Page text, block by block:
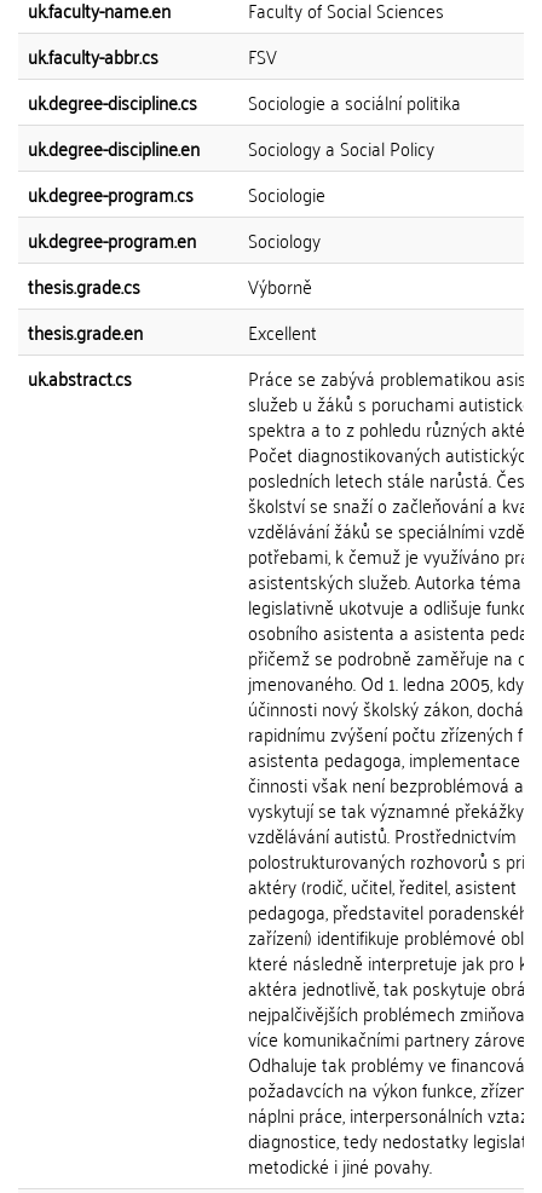
uk.faculty-name.en
Faculty of Social Sciences
uk.faculty-abbr.cs
FSV
uk.degree-discipline.cs
Sociologie a sociální politika
uk.degree-discipline.en
Sociology a Social Policy
uk.degree-program.cs
Sociologie
uk.degree-program.en
Sociology
thesis.grade.cs
Výborně
thesis.grade.en
Excellent
uk.abstract.cs
Práce se zabývá problematikou
služeb u žáků s poruchami
spektra a to z pohledu různých aktérů.
Počet diagnostikovaných
posledních letech stále narůstá. České
školství se snaží o začleňování a
vzdělávání žáků se speciálními
potřebami, k čemuž je využíváno
asistentských služeb. Autorka téma
legislativně ukotvuje a odlišuje funkci
osobního asistenta a asistenta
přičemž se podrobně zaměřuje na
jmenovaného. Od 1. ledna 2005, kdy
účinnosti nový školský zákon, dochází
rapidnímu zvýšení počtu zřízených
asistenta pedagoga, implementace
činnosti však není bezproblémová a
vyskytují se tak významné překážky
vzdělávání autistů. Prostřednictvím
polostrukturovaných rozhovorů s
aktéry (rodič, učitel, ředitel, asistent
pedagoga, představitel poradenského
zařízení) identifikuje problémové
které následně interpretuje jak pro
aktéra jednotlivě, tak poskytuje
nejpalčivějších problémech
více komunikačními partnery zároveň.
Odhaluje tak problémy ve financování,
požadavcích na výkon funkce, zřízení
náplni práce, interpersonálních
diagnostice, tedy nedostatky
metodické i jiné povahy.